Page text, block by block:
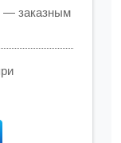
— заказным